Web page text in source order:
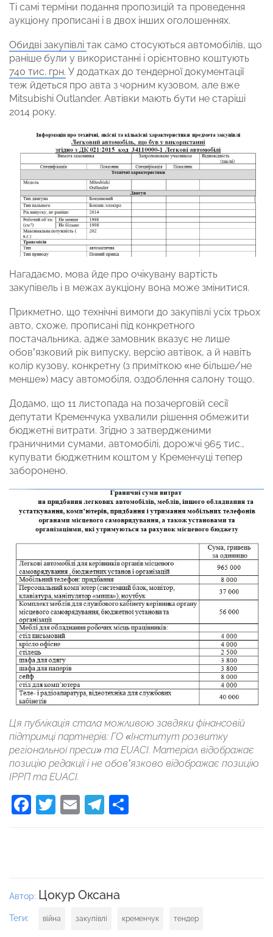
Ті самі терміни подання пропозицій та проведення
аукціону прописані і в двох інших оголошеннях.
Обидві закупівлі так само стосуються автомобілів, що
раніше були у використанні і орієнтовно коштують
740 тис. грн. У додатках до тендерної документації
теж йдеться про авта з чорним кузовом, але вже
Mitsubishi Outlander. Автівки мають бути не старіші
2014 року.
Нагадаємо, мова йде про очікувану вартість
закупівель і в межах аукціону вона може змінитися.
Прикметно, що технічні вимоги до закупівлі усіх трьох
авто, схоже, прописані під конкретного
постачальника, адже замовник вказує не лише
обов’язковий рік випуску, версію автівок, а й навіть
колір кузову, конкретну (з приміткою «не більше/не
менше») масу автомобіля, оздоблення салону тощо.
Додамо, що 11 листопада на позачерговій сесії
депутати Кременчука ухвалили рішення обмежити
бюджетні витрати. Згідно з затвердженими
граничними сумами, автомобілі, дорожчі 965 тис.,
купувати бюджетним коштом у Кременчуці тепер
заборонено.
Ця публікація стала можливою завдяки фінансовій
підтримці партнерів: ГО «Інститут розвитку
регіональної преси» та EUACI. Матеріал відображає
позицію редакції і не обов’язково відображає позицію
ІРРП та EUACІ.
Facebook
Twitter
EmailTelegram
Автор: Цокур Оксана
Теги: війна закупівлі кременчук тендер